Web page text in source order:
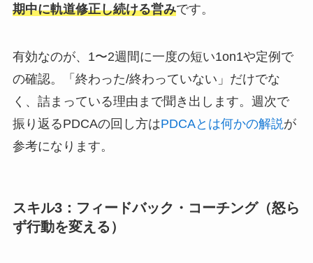
期中に軌道修正し続ける営みです。
有効なのが、1〜2週間に一度の短い1on1や定例で
の確認。「終わった/終わっていない」だけでな
く、詰まっている理由まで聞き出します。週次で
振り返るPDCAの回し方はPDCAとは何かの解説が
参考になります。
スキル3：フィードバック・コーチング（怒ら
ず行動を変える）